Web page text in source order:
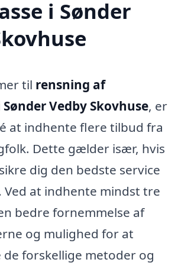
i Sønder
til rensning af
Vedby Skovhuse, er
at indhente flere tilbud fra
Dette gælder især, hvis
dig den bedste service
Ved at indhente mindst tre
bedre fornemmelse af
og mulighed for at
de forskellige metoder og